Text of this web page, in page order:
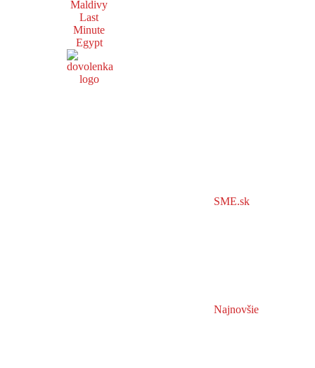
Maldivy
Last
Minute
Egypt
SME.sk
Najnovšie